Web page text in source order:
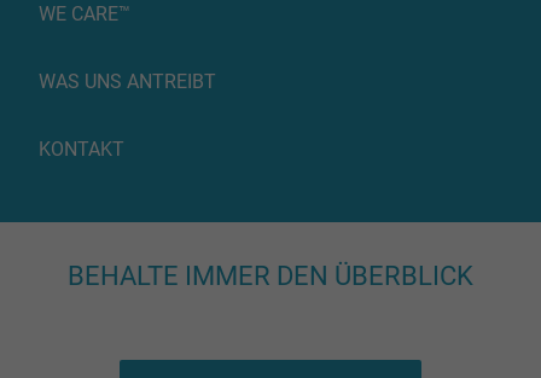
WE CARE™
WAS UNS ANTREIBT
KONTAKT
BEHALTE IMMER DEN ÜBERBLICK